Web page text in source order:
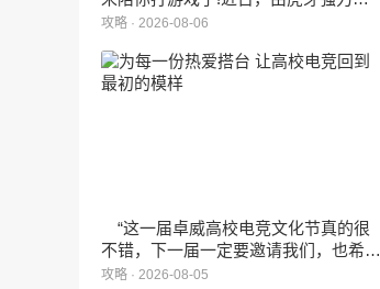
行、正版Zanmang Loopy(赞萌露比)IP
遇》正式曝光。这款产品巧妙融合了
3D立体消除、模拟经营与丰富的互动
攻略 · 2026-08-06
“这一届卓威高校电竞文化节真的很
不错，下一届一定要邀请我们，也希望
能给更多同学一个来到现场的机会。”
攻略 · 2026-08-05